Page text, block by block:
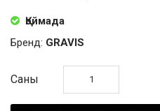
Қоймада
Бренд: GRAVIS
Саны